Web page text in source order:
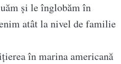
și le înglobăm în
atât la nivel de familie
în marina americană